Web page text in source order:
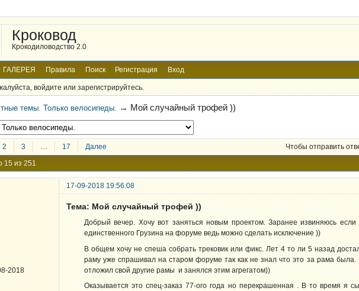
Кроковод
Крокодиловодство 2.0
ГАЛЕРЕЯ Правила Поиск Регистрация Вход
войдите или зарегистрируйтесь.
темы. Только велосипеды. → Мой случайный трофей ))
2 3 … 17 Далее
Чтобы отправить
15 из 251
17-09-2018 19:56:08
2018
Тема: Мой случайный трофей ))
Добрый вечер. Хочу вот заняться новым проектом. Заранее извиняюсь
единственного Грузина на форуме ведь можно сделать исключение ))
В общем хочу не спеша собрать трековик или фикс. Лет 4 то ли 5 назад
раму уже спрашивал на старом форуме так как не знал что это за рама
отложил свой другие рамы и занялся этим агрегатом))
Оказывается это спец-заказ 77-ого года но перекрашенная . В то время я